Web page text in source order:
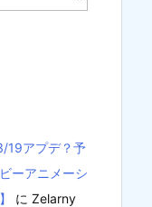
19アプデ？予
ーアニメーシ
に Zelarny